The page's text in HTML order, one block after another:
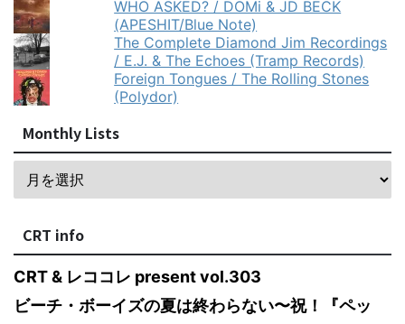
WHO ASKED? / DOMi & JD BECK
(APESHIT/Blue Note)
The Complete Diamond Jim Recordings
/ E.J. & The Echoes (Tramp Records)
Foreign Tongues / The Rolling Stones
(Polydor)
Monthly Lists
CRT info
CRT & レココレ present vol.303
ビーチ・ボーイズの夏は終わらない〜祝！『ペッ